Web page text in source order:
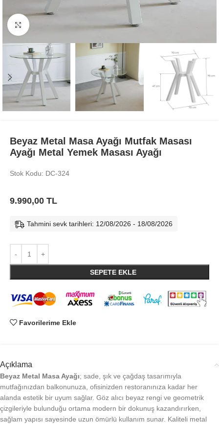
Büyüt
Beyaz Metal Masa Ayağı Mutfak Masası
Ayağı Metal Yemek Masası Ayağı
Stok Kodu: DC-324
9.990,00 TL
Tahmini sevk tarihleri: 12/08/2026 - 18/08/2026
SEPETE EKLE
Favorilerime Ekle
Açıklama
Beyaz Metal Masa Ayağı; sade, şık ve çağdaş tasarımıyla
mutfağınızdan balkonunuza, ofisinizden restoranınıza kadar her
alanda estetik bir uyum sağlar. Göz alıcı beyaz rengi ve geometrik
çizgileriyle bulunduğu ortama modern bir dokunuş kazandırırken,
sağlam yapısı sayesinde uzun ömürlü kullanım sunar. Kaliteli metal